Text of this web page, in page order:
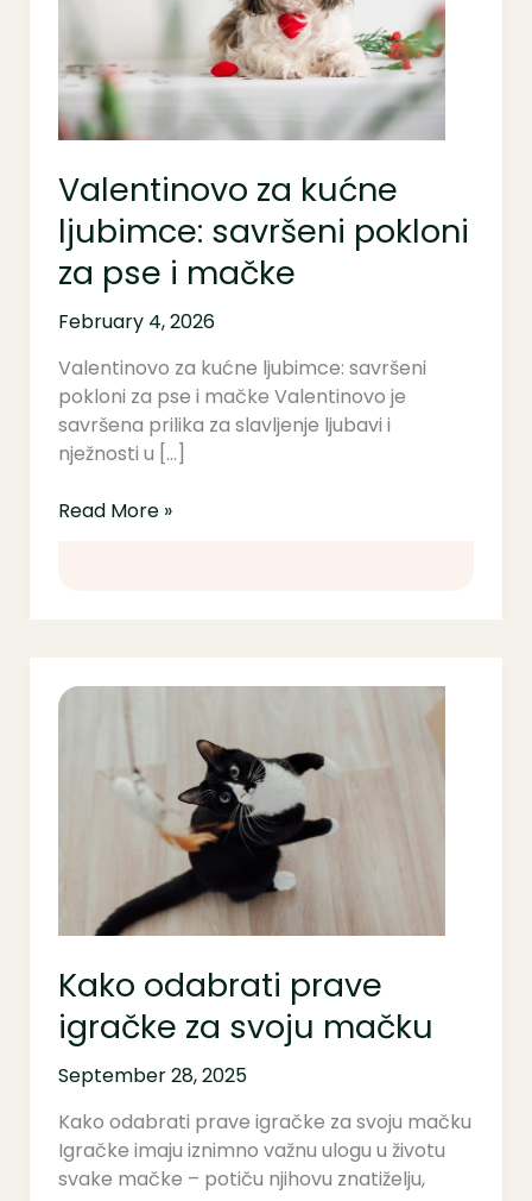
Valentinovo za kućne
ljubimce: savršeni pokloni
za pse i mačke
February 4, 2026
Valentinovo za kućne ljubimce: savršeni
pokloni za pse i mačke Valentinovo je
savršena prilika za slavljenje ljubavi i
nježnosti u […]
pokloni
za
pse
i
Read More »
Kako odabrati prave
igračke za svoju mačku
September 28, 2025
Kako odabrati prave igračke za svoju mačku
Igračke imaju iznimno važnu ulogu u životu
svake mačke – potiču njihovu znatiželju,
Kako
odabrati
igračke